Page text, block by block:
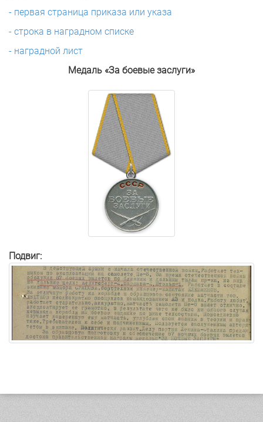
- первая страница приказа или указа
- строка в наградном списке
- наградной лист
Медаль «За боевые заслуги»
Подвиг: